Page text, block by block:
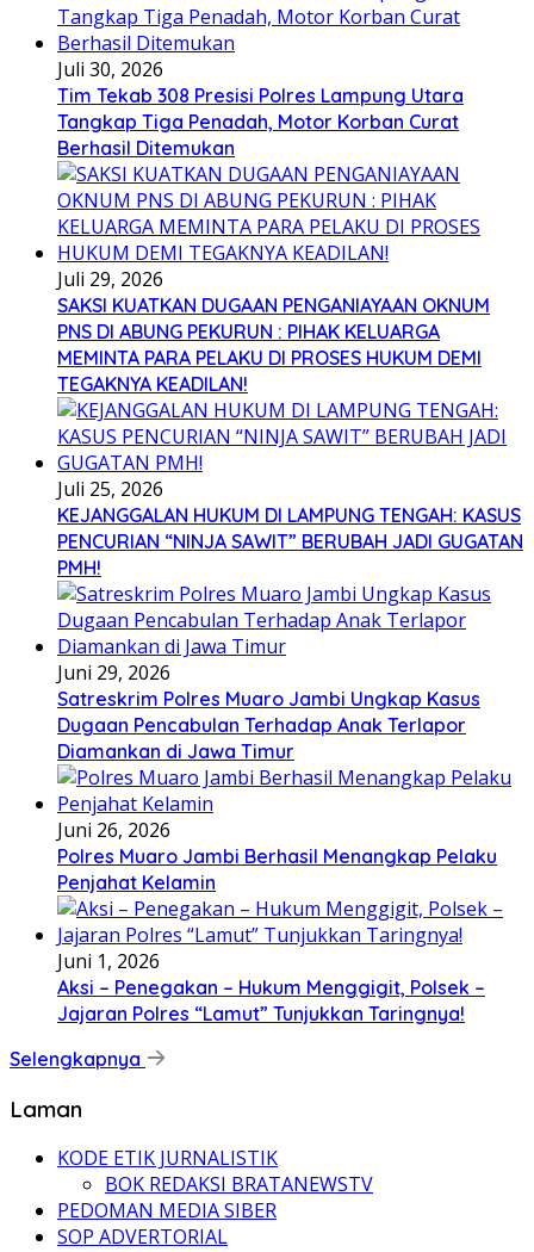
Juli 30, 2026
Tim Tekab 308 Presisi Polres Lampung Utara
Tangkap Tiga Penadah, Motor Korban Curat
Berhasil Ditemukan
Juli 29, 2026
SAKSI KUATKAN DUGAAN PENGANIAYAAN OKNUM
PNS DI ABUNG PEKURUN : PIHAK KELUARGA
MEMINTA PARA PELAKU DI PROSES HUKUM DEMI
TEGAKNYA KEADILAN!
Juli 25, 2026
KEJANGGALAN HUKUM DI LAMPUNG TENGAH: KASUS
PENCURIAN “NINJA SAWIT” BERUBAH JADI GUGATAN
PMH!
Juni 29, 2026
Satreskrim Polres Muaro Jambi Ungkap Kasus
Dugaan Pencabulan Terhadap Anak Terlapor
Diamankan di Jawa Timur
Juni 26, 2026
Polres Muaro Jambi Berhasil Menangkap Pelaku
Penjahat Kelamin
Juni 1, 2026
Aksi – Penegakan – Hukum Menggigit, Polsek –
Jajaran Polres “Lamut” Tunjukkan Taringnya!
Selengkapnya
Laman
KODE ETIK JURNALISTIK
BOK REDAKSI BRATANEWSTV
PEDOMAN MEDIA SIBER
SOP ADVERTORIAL